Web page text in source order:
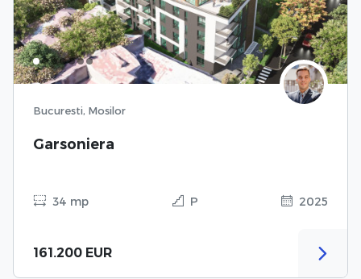
Bucuresti, Mosilor
Garsoniera
34 mp P 2025
161.200 EUR